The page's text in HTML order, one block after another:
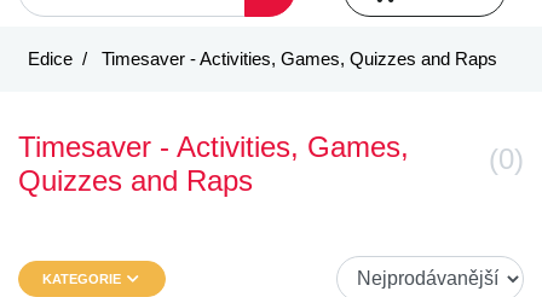
Edice Timesaver - Activities, Games, Quizzes and Raps
Timesaver - Activities, Games,
Quizzes and Raps
(0)
KATEGORIE